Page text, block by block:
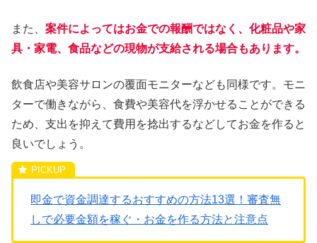
また、 案件によってはお金での報酬ではなく、化粧品や家
具・家電、食品などの現物が支給される場合もあります。
飲食店や美容サロンの覆面モニターなども同様です。モニ
ターで働きながら、食費や美容代を浮かせることができる
ため、支出を抑えて費用を捻出するなどしてお金を作ると
良いでしょう。
即金で資金調達するおすすめの方法13選！審査無
しで必要金額を稼ぐ・お金を作る方法と注意点